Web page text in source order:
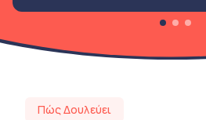
Πώς Δουλεύει